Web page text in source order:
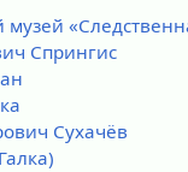
Спрингис
Сухачёв